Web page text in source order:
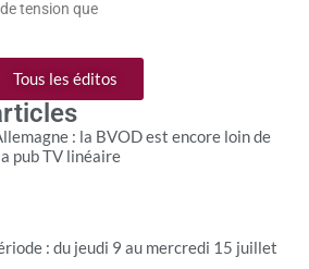
tension que
Tous les éditos
: la BVOD est encore loin de
pub TV linéaire
: du jeudi 9 au mercredi 15 juillet